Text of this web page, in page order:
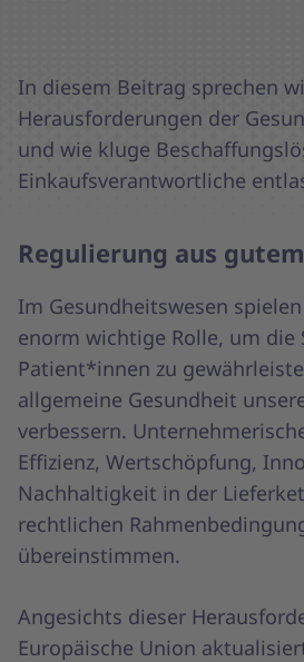
In diesem Beitrag sprechen
Herausforderungen der
und wie kluge
Einkaufsverantwortliche
Regulierung aus
Im Gesundheitswesen
enorm wichtige Rolle, um die
Patient*innen zu
allgemeine Gesundheit
verbessern.
Effizienz, Wertschöpfung,
Nachhaltigkeit in der
rechtlichen
übereinstimmen.
Angesichts dieser
Europäische Union